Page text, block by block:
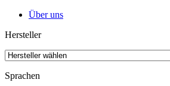
Über uns
Hersteller
Sprachen